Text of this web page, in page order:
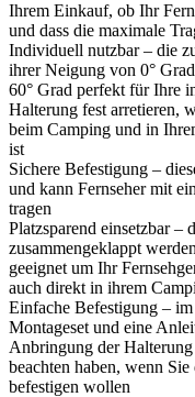
Ihrem Einkauf, ob Ihr
und dass die maximale
Individuell nutzbar – die
ihrer Neigung von 0°
60° Grad perfekt für Ihre
Halterung fest arretieren,
beim Camping und in
ist
Sichere Befestigung –
und kann Fernseher mit
tragen
Platzsparend einsetzbar –
zusammengeklappt
geeignet um Ihr
auch direkt in ihrem
Einfache Befestigung –
Montageset und eine
Anbringung der
beachten haben, wenn
befestigen wollen